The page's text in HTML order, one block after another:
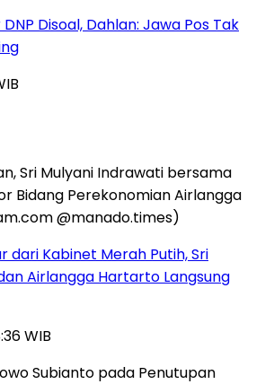
Disoal, Dahlan: Jawa Pos Tak
dari Kabinet Merah Putih, Sri
Airlangga Hartarto Langsung
WIB